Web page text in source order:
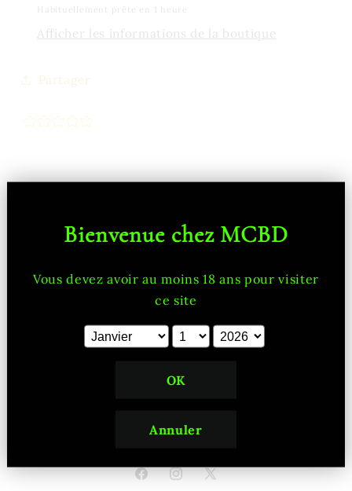
Habituellement prête en 1 heure
Afficher les informations de la boutique
Partager
FacebookInstagram
X
Bienvenue chez MCBD
Vous devez avoir au moins 18 ans pour visiter
ce site
OK
Annuler